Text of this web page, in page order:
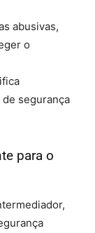
abusivas,
o
de segurança
para o